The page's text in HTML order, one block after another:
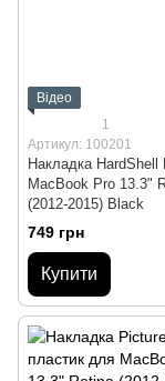
Відео
1
Артикул: 100201
Накладка
MacBook Pro 13.3"
(2012-2015) Black
749 грн
Купити